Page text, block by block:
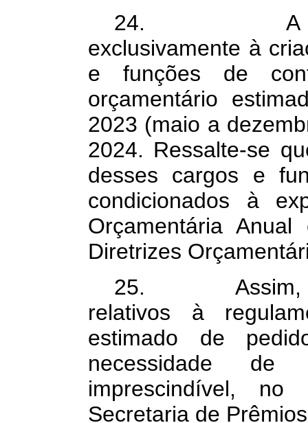
24. A
exclusivamente à
e funções de
orçamentário
2023 (maio a
2024. Ressalte-se
desses cargos e
condicionados à
Orçamentária
Diretrizes
25. Assim,
relativos à
estimado de
necessidade de
imprescindível,
Secretaria de